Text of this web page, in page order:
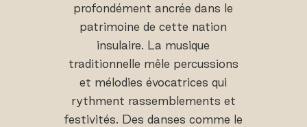
profondément ancrée dans le
patrimoine de cette nation
insulaire. La musique
traditionnelle mêle percussions
et mélodies évocatrices qui
rythment rassemblements et
festivités. Des danses comme le